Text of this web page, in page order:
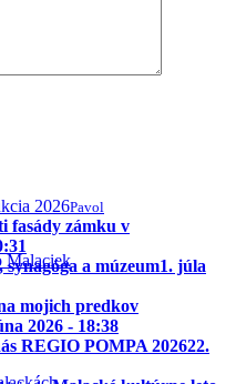
Malaciek
Pavol
fasády zámku v
a múzeum1. júla
mojich predkov
2026 - 18:38
REGIO POMPA 202622.